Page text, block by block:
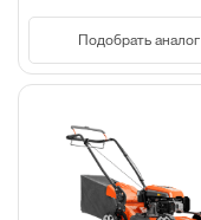
Подобрать аналог